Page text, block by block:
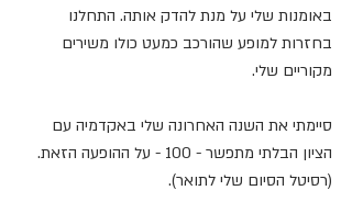
באומנות שלי על מנת להדק אותה. התחלנו
בחזרות למופע שהורכב כמעט כולו משירים
מקוריים שלי.
סיימתי את השנה האחרונה שלי באקדמיה עם
הציון הבלתי מתפשר - 100 - על ההופעה הזאת.
(רסיטל הסיום שלי לתואר).